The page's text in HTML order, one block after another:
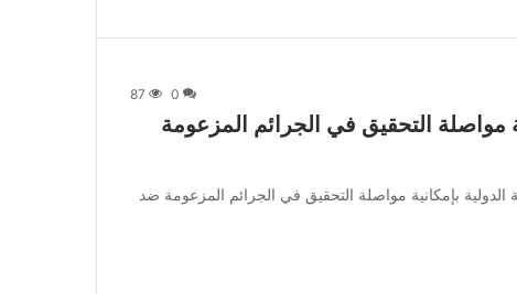
0
87
مواصلة التحقيق في الجرائم المزعومة
بإمكانية مواصلة التحقيق في الجرائم المزعومة ضد